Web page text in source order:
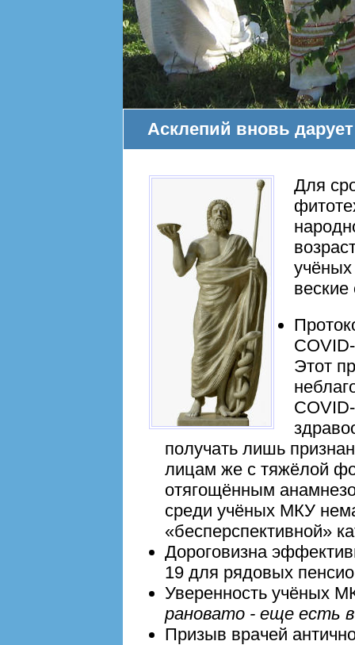
Асклепий вновь
Для
учёных
Этот
получать лишь
лицам же с тяжёлой
отягощённым
среди учёных МКУ
«бесперспективной»
Дороговизна
19 для рядовых
Уверенность учёных
рановато - еще есть
Призыв врачей